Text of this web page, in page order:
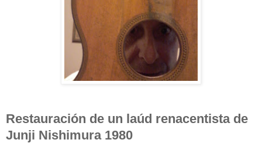
Restauración de un laúd renacentista de
Junji Nishimura 1980